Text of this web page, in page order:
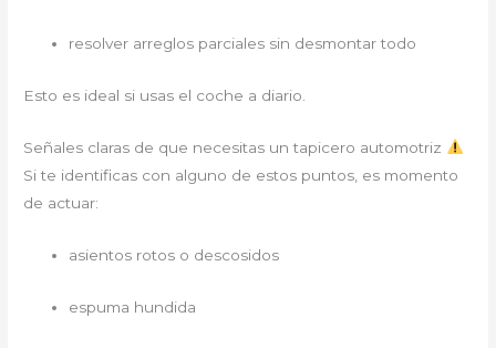
resolver arreglos parciales sin desmontar todo
Esto es ideal si usas el coche a diario.
Señales claras de que necesitas un tapicero automotriz
Si te identificas con alguno de estos puntos, es momento
de actuar:
asientos rotos o descosidos
espuma hundida